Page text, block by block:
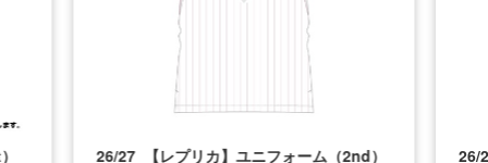
26/27_【レプリカ】ユニフォーム（2nd）
26/